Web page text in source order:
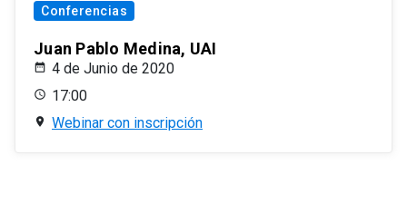
Conferencias
Juan Pablo Medina, UAI
4 de Junio de 2020
17:00
Webinar con inscripción